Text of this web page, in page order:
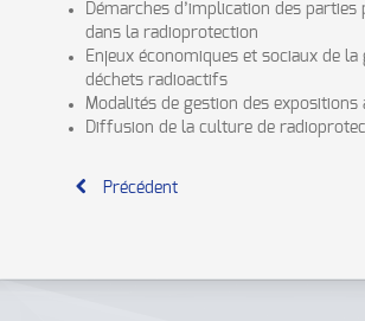
Démarches d’implication des parties
dans la radioprotection
Enjeux économiques et sociaux de la
déchets radioactifs
Modalités de gestion des expositions
Diffusion de la culture de
Précédent